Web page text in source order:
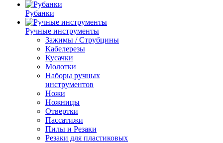
Рубанки
Ручные инструменты
Зажимы / Струбцины
Кабелерезы
Кусачки
Молотки
Наборы ручных
инструментов
Ножи
Ножницы
Отвертки
Пассатижи
Пилы и Резаки
Резаки для пластиковых